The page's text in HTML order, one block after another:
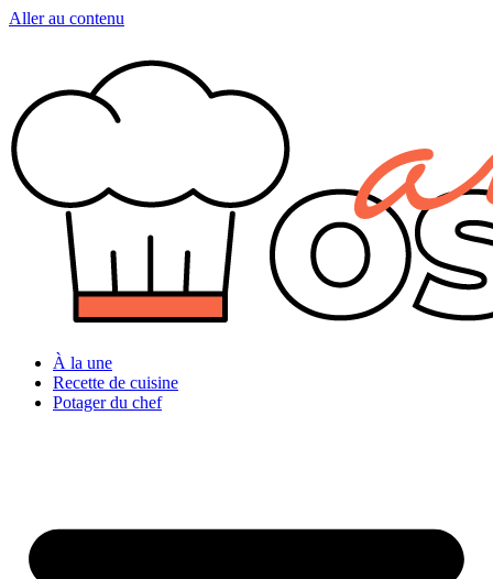
Aller au contenu
À la une
Recette de cuisine
Potager du chef